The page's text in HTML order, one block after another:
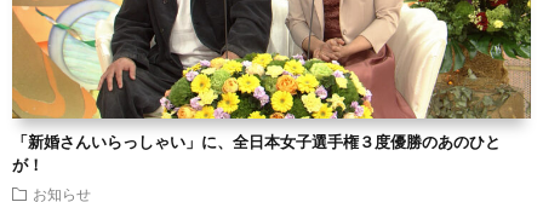
「新婚さんいらっしゃい」に、全日本女子選手権３度優勝のあのひと
が！
お知らせ